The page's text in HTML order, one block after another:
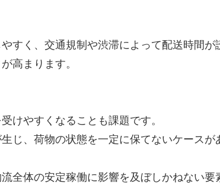
すく、交通規制や渋滞によって配送時間
高まります。
けやすくなることも課題です。
じ、荷物の状態を一定に保てないケースが
全体の安定稼働に影響を及ぼしかねない